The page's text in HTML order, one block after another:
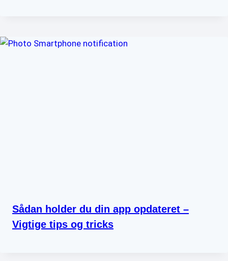
Sådan holder du din app opdateret –
Vigtige tips og tricks